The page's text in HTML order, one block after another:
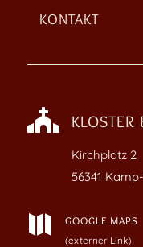
KONTAKT
 KLOSTER
Kirchplatz 2
56341
 GOOGLE MAPS
(externer Link)